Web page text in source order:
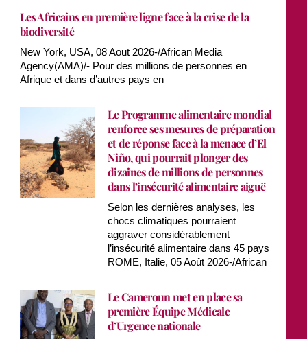
Les Africains en première ligne face à la crise de la
biodiversité
New York, USA, 08 Aout 2026-/African Media
Agency(AMA)/- Pour des millions de personnes en
Afrique et dans d’autres pays en
Le Programme alimentaire mondial
renforce ses mesures de préparation
et de réponse face à la menace d’El
Niño, qui pourrait plonger des
dizaines de millions de personnes
dans l’insécurité alimentaire aiguë
Selon les dernières analyses, les
chocs climatiques pourraient
aggraver considérablement
l’insécurité alimentaire dans 45 pays
ROME, Italie, 05 Août 2026-/African
Le Cameroun met en place sa
première Équipe Médicale
d’Urgence nationale